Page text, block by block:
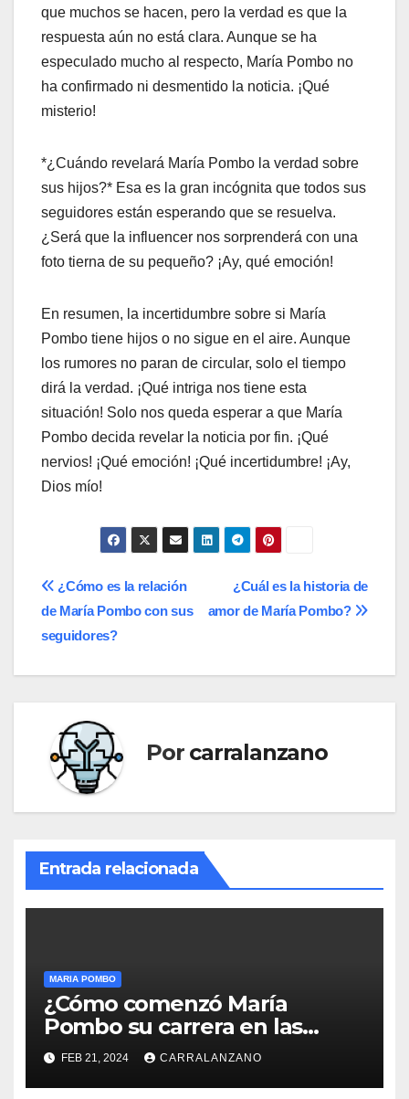
que muchos se hacen, pero la verdad es que la
respuesta aún no está clara. Aunque se ha
especulado mucho al respecto, María Pombo no
ha confirmado ni desmentido la noticia. ¡Qué
misterio!
*¿Cuándo revelará María Pombo la verdad sobre
sus hijos?* Esa es la gran incógnita que todos sus
seguidores están esperando que se resuelva.
¿Será que la influencer nos sorprenderá con una
foto tierna de su pequeño? ¡Ay, qué emoción!
En resumen, la incertidumbre sobre si María
Pombo tiene hijos o no sigue en el aire. Aunque
los rumores no paran de circular, solo el tiempo
dirá la verdad. ¡Qué intriga nos tiene esta
situación! Solo nos queda esperar a que María
Pombo decida revelar la noticia por fin. ¡Qué
nervios! ¡Qué emoción! ¡Qué incertidumbre! ¡Ay,
Dios mío!
Navegación
de
entradas
¿Cuál es la historia de
amor de María Pombo?
¿Cómo es la relación
de María Pombo con sus
seguidores?
Por carralanzano
Entrada relacionada
MARIA POMBO
¿Cómo comenzó María
Pombo su carrera en las
redes sociales?
FEB 21, 2024 CARRALANZANO